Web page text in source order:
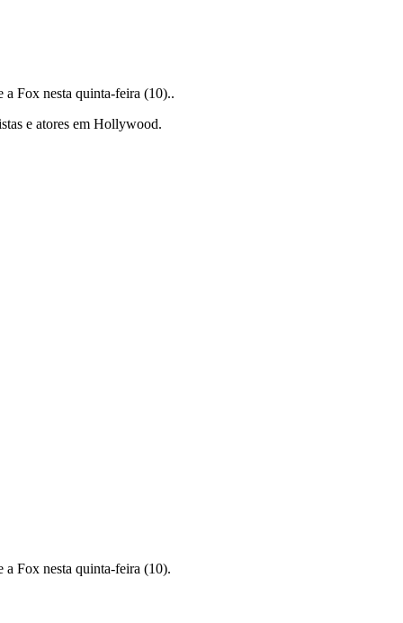
Fox nesta quinta-feira (10)..
e atores em Hollywood.
Fox nesta quinta-feira (10).